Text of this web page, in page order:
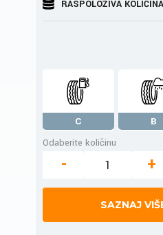
RASPOLOŽIVA
C B
Odaberite količinu
- +
SAZNAJ